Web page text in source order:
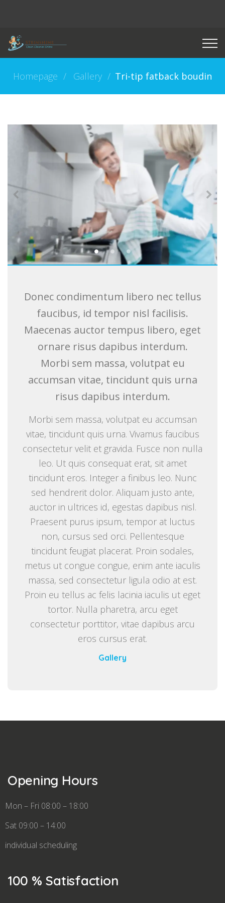
Homepage Gallery Tri-tip fatback boudin
Donec condimentum libero nec tellus
faucibus, id tempor nisl facilisis.
Maecenas auctor tempus libero, eget
ornare risus dapibus interdum.
Morbi sem massa, volutpat eu
accumsan vitae, tincidunt quis urna
risus dapibus interdum.
Morbi sem massa, volutpat eu accumsan
vitae, tincidunt quis urna. Vivamus faucibus
consectetur velit et gravida. Fusce non nulla
leo. Ut quis consequat erat, sit amet
tincidunt eros. Integer a finibus leo. Nunc
sed hendrerit dolor. Aliquam justo ante,
auctor in ultrices id, egestas dapibus nisl.
Praesent purus ipsum, tempor at luctus
non, cursus sed orci. Pellentesque
tincidunt feugiat placerat. Proin sodales,
metus ut congue congue, enim ante iaculis
massa, sed consectetur ligula odio at est.
Proin eu tellus ac felis lacinia iaculis ut eget
tortor. Nulla pharetra, arcu eget
consectetur porttitor, vitae dapibus arcu
eros cursus erat.
Gallery
Opening Hours
Mon – Fri 08:00 – 18:00
Sat 09:00 – 14:00
individual scheduling
100 % Satisfaction